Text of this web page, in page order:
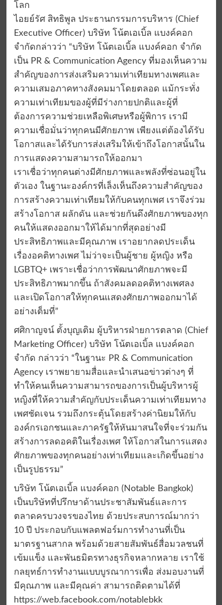
โลก
ไอยย์รัศ สิทธิพูล ประธานกรรมการบริหาร (Chief
Executive Officer) บริษัท โน้ตเอเบิ้ล แบงค์คอก
จำกัดกล่าวว่า “บริษัท โน้ตเอเบิ้ล แบงค์คอก จํากัด
เป็น PR & Communication Agency ที่มองเห็นความ
สำคัญของการส่งเสริมความเท่าเทียมทางเพศและ
ความเสมอภาคทางสังคมมาโดยตลอด แม้กระทั่ง
ความเท่าเทียมของผู้ที่มีร่างกายปกติและผู้ที่
ต้องการความช่วยเหลือพิเศษหรือผู้พิการ เรามี
ความเชื่อมั่นว่าทุกคนมีศักยภาพ เพียงแต่ต้องได้รับ
โอกาสและได้รับการส่งเสริมให้เข้าถึงโอกาสนั้นใน
การแสดงความสามารถให้ออกมา
เราเชื่อว่าทุกคนต่างมีศักยภาพและพลังที่ซ่อนอยู่ใน
ตัวเอง ในฐานะองค์กรที่เล็งเห็นถึงความสำคัญของ
การสร้างความเท่าเทียมให้กับคนทุกเพศ เราจึงร่วม
สร้างโอกาส ผลักดัน และช่วยกันดึงศักยภาพของทุก
คนให้แสดงออกมาให้ได้มากที่สุดอย่างมี
ประสิทธิภาพและมีคุณภาพ เราอยากลดประเด็น
เรื่องอคติทางเพศ ไม่ว่าจะเป็นผู้ชาย ผู้หญิง หรือ
LGBTQ+ เพราะเชื่อว่าการพัฒนาศักยภาพจะมี
ประสิทธิภาพมากขึ้น ถ้าสังคมลดอคติทางเพศลง
และเปิดโอกาสให้ทุกคนแสดงศักยภาพออกมาได้
อย่างเต็มที่”
ศศิกาญจน์ ตั้งบุญเติม ผู้บริหารฝ่ายการตลาด (Chief
Marketing Officer) บริษัท โน้ตเอเบิ้ล แบงค์คอก
จำกัด กล่าวว่า “ในฐานะ PR & Communication
Agency เราพยายามสื่อและนำเสนอข่าวต่างๆ ที่
ทำให้คนเห็นความสามารถของการเป็นผู้บริหารผู้
หญิงที่ให้ความสำคัญกับประเด็นความเท่าเทียมทาง
เพศชัดเจน รวมถึงกระตุ้นโดยสร้างค่านิยมให้กับ
องค์กรเอกชนและภาครัฐให้หันมาสนใจที่จะร่วมกัน
สร้างการลดอคติในเรื่องเพศ ให้โอกาสในการแสดง
ศักยภาพของทุกคนอย่างเท่าเทียมและเกิดขึ้นอย่าง
เป็นรูปธรรม”
บริษัท โน้ตเอเบิ้ล แบงค์คอก (Notable Bangkok)
เป็นบริษัทที่ปรึกษาด้านประชาสัมพันธ์และการ
ตลาดครบวงจรของไทย ด้วยประสบการณ์มากว่า
10 ปี ประกอบกับแพลตฟอร์มการทำงานที่เป็น
มาตรฐานสากล พร้อมด้วยสายสัมพันธ์สื่อมวลชนที่
เข้มแข็ง และพันธมิตรทางธุรกิจหลากหลาย เราใช้
กลยุทธ์การทำงานแบบบูรณาการเพื่อ ส่งมอบงานที่
มีคุณภาพ และมีคุณค่า สามารถติดตามได้ที่
https://web.facebook.com/notablebkk